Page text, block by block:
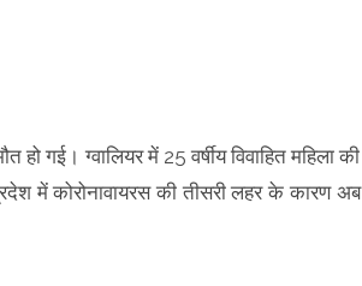
गई। ग्वालियर में 25 वर्षीय विवाहित महिला की
में कोरोनावायरस की तीसरी लहर के कारण अब